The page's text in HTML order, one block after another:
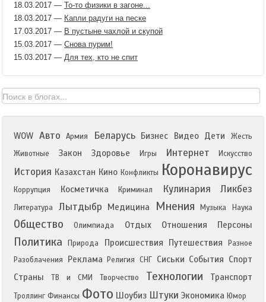
18.03.2017 — То-то физики в загоне...
18.03.2017 — Капли радуги на песке
17.03.2017 — В пустыне чахлой и скупой
15.03.2017 — Снова пурим!
15.03.2017 — Для тех, кто не спит
WOW Авто Армия Беларусь Бизнес Видео Дети
Жесть
Животные
Закон Здоровье Игры Интернет Искусство
История Казахстан Кино Конфликты Коронавирус
Коррупция Косметичка Криминал Кулинария Ликбез
Литература Лытдыбр Медицина Мнения Музыка Наука
Общество Олимпиада Отдых Отношения Персоны
Политика Природа Происшествия Путешествия
Разное
Разоблачения
Реклама Религия СНГ Сиськи События Спорт
Страны
ТВ и СМИ Творчество Технологии Транспорт
Троллинг Финансы Фото Шоубиз Штуки Экономика Юмор